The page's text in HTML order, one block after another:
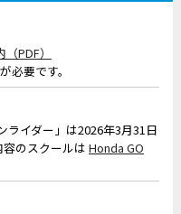
PDF）
必要です。
ライダー」は2026年3月31日
のスクールは Honda GO